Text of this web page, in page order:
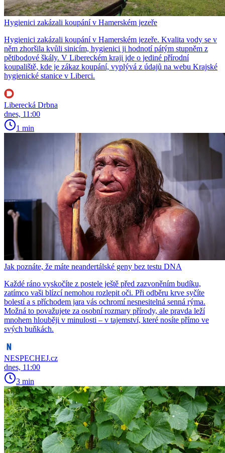
Hygienici zakázali koupání v Hamerském jezeře
Hygienici zakázali koupání v Hamerském jezeře. Kvalita vody se v
něm zhoršila kvůli sinicím, hygienici ji hodnotí pátým stupněm z
pětibodové škály. V Libereckém kraji jde o jediné přírodní
koupaliště, kde je zákaz koupání, vyplývá z údajů na webu Krajské
hygienické stanice v Liberci.
Liberecká Drbna
dnes, 11:00
1 min
Jak poznáte, že máte neandertálské geny bez testu DNA
Každé ráno vyskočíte z postele ještě před zazvoněním budíku,
zatímco vaši blízcí nemohou rozlepit oči. Při odběru krve syčíte
bolestí a s příchodem jara vás ochromí nesnesitelná senná rýma.
Možná to považujete za osobní rozmary přírody, ale pravda leží
mnohem hlouběji v minulosti – v tajemství, které nosíte přímo ve
svých buňkách.
NESPECHEJ.cz
dnes, 11:00
3 min